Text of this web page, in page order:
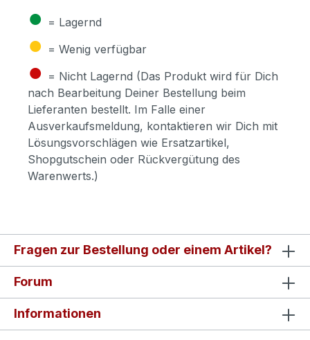
● = Lagernd
● = Wenig verfügbar
● = Nicht Lagernd (Das Produkt wird für Dich
nach Bearbeitung Deiner Bestellung beim
Lieferanten bestellt. Im Falle einer
Ausverkaufsmeldung, kontaktieren wir Dich mit
Lösungsvorschlägen wie Ersatzartikel,
Shopgutschein oder Rückvergütung des
Warenwerts.)
Fragen zur Bestellung oder einem Artikel?
Forum
Informationen